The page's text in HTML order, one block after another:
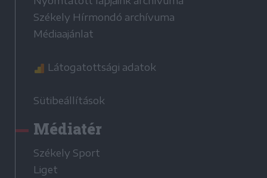
Székely Hírmondó archívuma
Médiaajánlat
Látogatottsági adatok
Sütibeállítások
Médiatér
Székely Sport
Liget